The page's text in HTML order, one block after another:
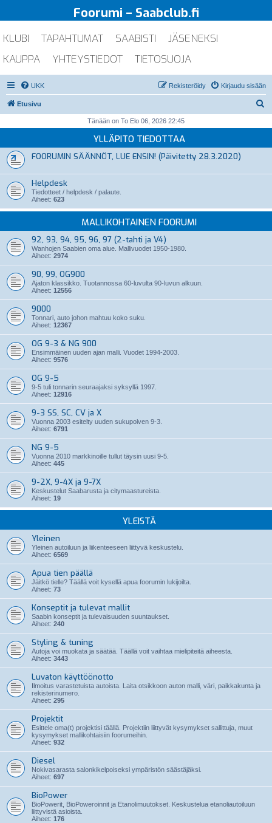
Foorumi – Saabclub.fi
KLUBI TAPAHTUMAT SAABISTI
JÄSENEKSI
KAUPPA
YHTEYSTIEDOT TIETOSUOJA
UKK Kirjaudu sisään
Rekisteröidy
Etusivu
i
Tänään on To Elo 06, 2026 22:45
YLLÄPITO TIEDOTTAA
FOORUMIN SÄÄNNÖT, LUE ENSIN! (Päivitetty 28.3.2020)
Helpdesk
Tiedotteet / helpdesk / palaute.
Aiheet: 623
MALLIKOHTAINEN FOORUMI
92, 93, 94, 95, 96, 97 (2-tahti ja V4)
Wanhojen Saabien oma alue. Mallivuodet 1950-1980.
Aiheet: 2974
90, 99, OG900
Ajaton klassikko. Tuotannossa 60-luvulta 90-luvun alkuun.
Aiheet: 12556
9000
Tonnari, auto johon mahtuu koko suku.
Aiheet: 12367
OG 9-3 & NG 900
Ensimmäinen uuden ajan malli. Vuodet 1994-2003.
Aiheet: 9576
OG 9-5
9-5 tuli tonnarin seuraajaksi syksyllä 1997.
Aiheet: 12916
9-3 SS, SC, CV ja X
Vuonna 2003 esitelty uuden sukupolven 9-3.
Aiheet: 6791
NG 9-5
Vuonna 2010 markkinoille tullut täysin uusi 9-5.
Aiheet: 445
9-2X, 9-4X ja 9-7X
Keskustelut Saabarusta ja citymaastureista.
Aiheet: 19
YLEISTÄ
Yleinen
Yleinen autoiluun ja liikenteeseen liittyvä keskustelu.
Aiheet: 6569
Apua tien päällä
Jäitkö tielle? Täällä voit kysellä apua foorumin lukijoilta.
Aiheet: 73
Konseptit ja tulevat mallit
Saabin konseptit ja tulevaisuuden suuntaukset.
Aiheet: 240
Styling & tuning
Autoja voi muokata ja säätää. Täällä voit vaihtaa mielipiteitä aiheesta.
Aiheet: 3443
Luvaton käyttöönotto
Ilmoitus varastetuista autoista. Laita otsikkoon auton malli, väri, paikkakunta ja
rekisterinumero.
Aiheet: 295
Projektit
Esittele oma(t) projektisi täällä. Projektiin liittyvät kysymykset sallittuja, muut
kysymykset mallikohtaisiin foorumeihin.
Aiheet: 932
Diesel
Nokivasarasta salonkikelpoiseksi ympäristön säästäjäksi.
Aiheet: 697
BioPower
BioPowerit, BioPoweroinnit ja Etanolimuutokset. Keskustelua etanoliautoiluun
liittyvistä asioista.
Aiheet: 176